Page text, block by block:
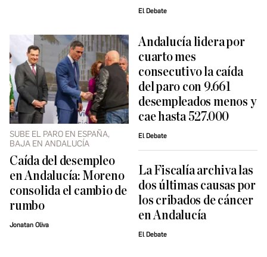
El Debate
SUBE EL PARO EN ESPAÑA,
BAJA EN ANDALUCÍA
Caída del desempleo
en Andalucía: Moreno
consolida el cambio de
rumbo
Jonatan Oliva
Andalucía lidera por
cuarto mes
consecutivo la caída
del paro con 9.661
desempleados menos y
cae hasta 527.000
El Debate
La Fiscalía archiva las
dos últimas causas por
los cribados de cáncer
en Andalucía
El Debate